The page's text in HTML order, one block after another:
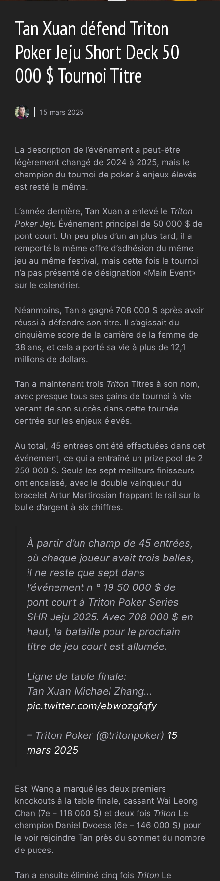
Tan Xuan défend Triton
Poker Jeju Short Deck 50
000 $ Tournoi Titre
15 mars 2025
La description de l’événement a peut-être
légèrement changé de 2024 à 2025, mais le
champion du tournoi de poker à enjeux élevés
est resté le même.
L’année dernière, Tan Xuan a enlevé le Triton
Poker Jeju Événement principal de 50 000 $ de
pont court. Un peu plus d’un an plus tard, il a
remporté la même offre d’adhésion du même
jeu au même festival, mais cette fois le tournoi
n’a pas présenté de désignation «Main Event»
sur le calendrier.
Néanmoins, Tan a gagné 708 000 $ après avoir
réussi à défendre son titre. Il s’agissait du
cinquième score de la carrière de la femme de
38 ans, et cela a porté sa vie à plus de 12,1
millions de dollars.
Tan a maintenant trois Triton Titres à son nom,
avec presque tous ses gains de tournoi à vie
venant de son succès dans cette tournée
centrée sur les enjeux élevés.
Au total, 45 entrées ont été effectuées dans cet
événement, ce qui a entraîné un prize pool de 2
250 000 $. Seuls les sept meilleurs finisseurs
ont encaissé, avec le double vainqueur du
bracelet Artur Martirosian frappant le rail sur la
bulle d’argent à six chiffres.
À partir d’un champ de 45 entrées,
où chaque joueur avait trois balles,
il ne reste que sept dans
l’événement n ° 19 50 000 $ de
pont court à Triton Poker Series
SHR Jeju 2025. Avec 708 000 $ en
haut, la bataille pour le prochain
titre de jeu court est allumée.
Ligne de table finale:
Tan Xuan Michael Zhang…
pic.twitter.com/ebwozgfqfy
– Triton Poker (@tritonpoker) 15
mars 2025
Esti Wang a marqué les deux premiers
knockouts à la table finale, cassant Wai Leong
Chan (7e – 118 000 $) et deux fois Triton Le
champion Daniel Dvoess (6e – 146 000 $) pour
le voir rejoindre Tan près du sommet du nombre
de puces.
Tan a ensuite éliminé cinq fois Triton Le